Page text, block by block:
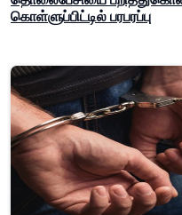
கொள்ளுப்பிட்டில் பரபரப்பு